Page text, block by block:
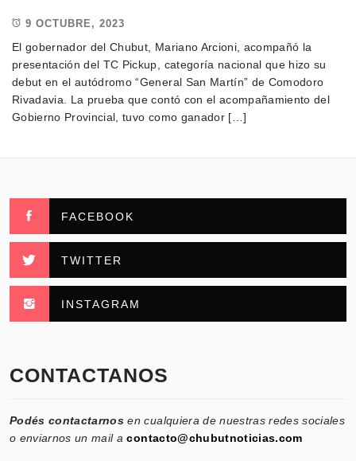
9 OCTUBRE, 2023
El gobernador del Chubut, Mariano Arcioni, acompañó la
presentación del TC Pickup, categoría nacional que hizo su
debut en el autódromo “General San Martín” de Comodoro
Rivadavia. La prueba que contó con el acompañamiento del
Gobierno Provincial, tuvo como ganador […]
FACEBOOK
TWITTER
INSTAGRAM
CONTACTANOS
Podés contactarnos en cualquiera de nuestras redes sociales
o enviarnos un mail acontacto@chubutnoticias.com